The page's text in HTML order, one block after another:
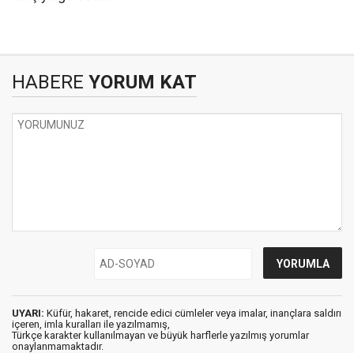
HABERE YORUM KAT
UYARI: Küfür, hakaret, rencide edici cümleler veya imalar, inançlara saldırı
içeren, imla kuralları ile yazılmamış,
Türkçe karakter kullanılmayan ve büyük harflerle yazılmış yorumlar
onaylanmamaktadır.